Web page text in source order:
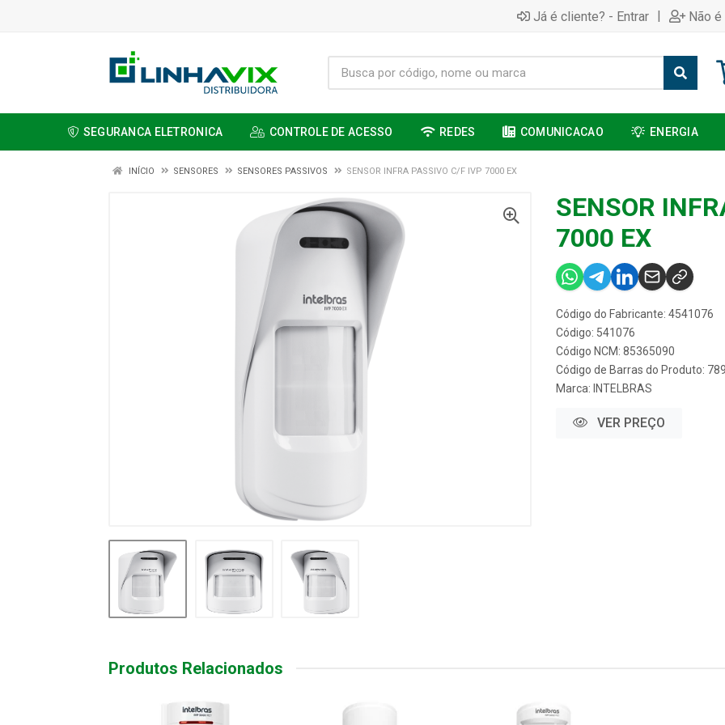
Já é cliente? - Entrar | Não
SEGURANCA ELETRONICA CONTROLE DE ACESSO REDES COMUNICACAO ENERGIA
INÍCIO SENSORES SENSORES PASSIVOS SENSOR INFRA PASSIVO C/F IVP 7000 EX
SENSOR
7000 EX
Código do Fabricante: 4541076
Código: 541076
Código NCM: 85365090
Código de Barras do Produto:
Marca: INTELBRAS
VER PREÇO
Produtos Relacionados